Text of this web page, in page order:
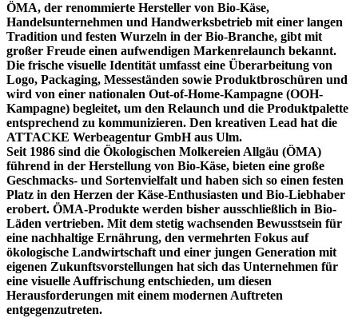
ÖMA, der renommierte Hersteller von Bio-Käse,
Handelsunternehmen und Handwerksbetrieb mit einer langen
Tradition und festen Wurzeln in der Bio-Branche, gibt mit
großer Freude einen aufwendigen Markenrelaunch bekannt.
Die frische visuelle Identität umfasst eine Überarbeitung von
Logo, Packaging, Messeständen sowie Produktbroschüren und
wird von einer nationalen Out-of-Home-Kampagne (OOH-
Kampagne) begleitet, um den Relaunch und die Produktpalette
entsprechend zu kommunizieren. Den kreativen Lead hat die
ATTACKE Werbeagentur GmbH aus Ulm.
Seit 1986 sind die Ökologischen Molkereien Allgäu (ÖMA)
führend in der Herstellung von Bio-Käse, bieten eine große
Geschmacks- und Sortenvielfalt und haben sich so einen festen
Platz in den Herzen der Käse-Enthusiasten und Bio-Liebhaber
erobert. ÖMA-Produkte werden bisher ausschließlich in Bio-
Läden vertrieben. Mit dem stetig wachsenden Bewusstsein für
eine nachhaltige Ernährung, den vermehrten Fokus auf
ökologische Landwirtschaft und einer jungen Generation mit
eigenen Zukunftsvorstellungen hat sich das Unternehmen für
eine visuelle Auffrischung entschieden, um diesen
Herausforderungen mit einem modernen Auftreten
entgegenzutreten.